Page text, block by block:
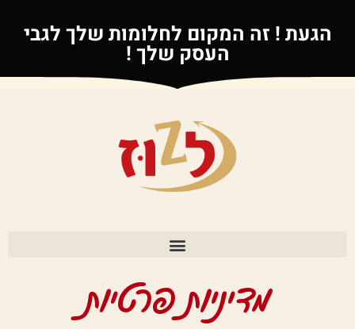
הגעת ! זה המקום לחלומות שלך לגבי
העסק שלך !
מדיניות פרטיות